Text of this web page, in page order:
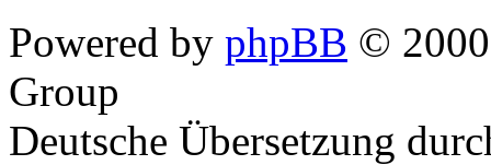
Powered by phpBB ©
Group
Deutsche Übersetzung